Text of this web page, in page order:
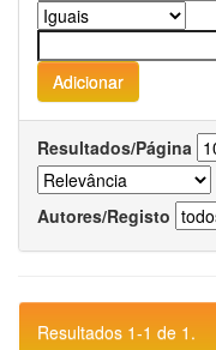
Resultados/Página
Autores/Registo
Resultados 1-1 de 1.